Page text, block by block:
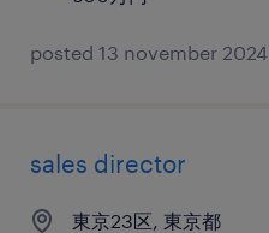
posted 13 november 2024
sales director
東京23区, 東京都